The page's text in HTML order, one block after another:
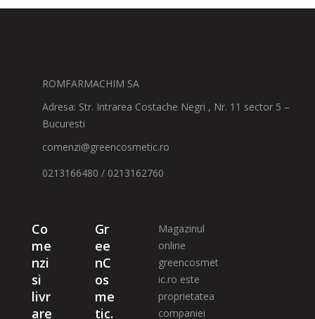
ROMFARMACHIM SA
Adresa: Str. Intrarea Costache Negri , Nr. 11 sector 5 –
Bucuresti
comenzi@greencosmetic.ro
0213166480 / 0213162760
Co
me
nzi
si
livr
are
Gr
ee
nC
os
me
tic.
Magazinul
online
greencosmet
ic.ro este
proprietatea
companiei